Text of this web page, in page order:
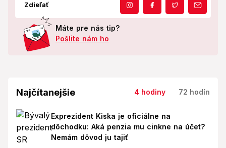
Zdieľať
Máte pre nás tip?
Pošlite nám ho
Najčítanejšie 4 hodiny 72 hodín
Exprezident Kiska je oficiálne na
dôchodku: Aká penzia mu cinkne na účet?
Nemám dôvod ju tajiť